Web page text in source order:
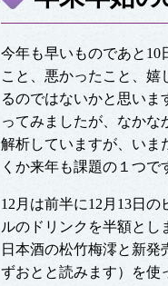
今年も早いものであと
こと、悪かったこと、
るのではないかと思い
ってみましたが、なかな
解析していますが、いま
くか来年も課題の１つで
12月は前半に12月13日
ルのドリンクを半額とし
日本酒の松竹梅澪と新
ずおとと読みます）を使